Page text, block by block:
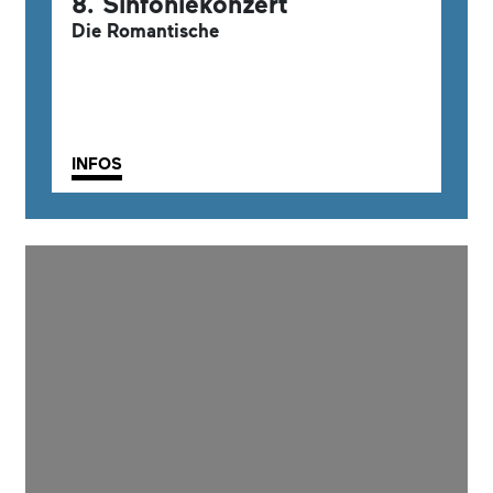
Die Romantische
INFOS